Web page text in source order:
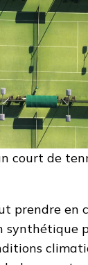
court de
prendre en
synthétique